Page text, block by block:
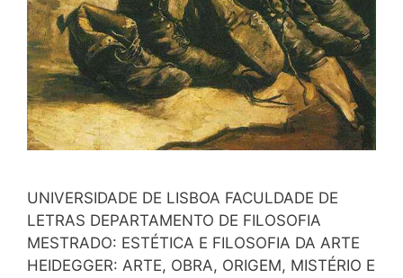
UNIVERSIDADE DE LISBOA FACULDADE DE
LETRAS DEPARTAMENTO DE FILOSOFIA
MESTRADO: ESTÉTICA E FILOSOFIA DA ARTE
HEIDEGGER: ARTE, OBRA, ORIGEM, MISTÉRIO E